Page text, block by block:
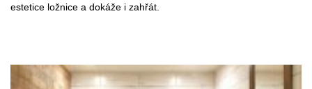
estetice ložnice a dokáže i zahřát.